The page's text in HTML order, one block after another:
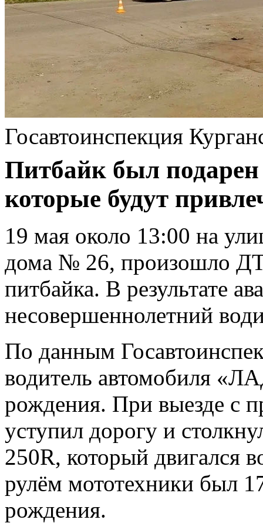
Госавтоинспекция
Питбайк был подарен
которые будут
19 мая около 13:00 на
дома № 26, произошло
питбайка. В результате
несовершеннолетний
По данным
водитель автомобиля
рождения. При выезде с
уступил дорогу и
250R, который двигался
рулём мототехники был
рождения.